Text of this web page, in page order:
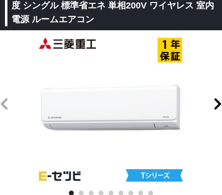
度 シングル 標準省エネ 単相200V ワイヤレス 室内
電源 ルームエアコン